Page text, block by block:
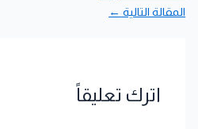
المقالة التالية ←
اترك تعليقاً